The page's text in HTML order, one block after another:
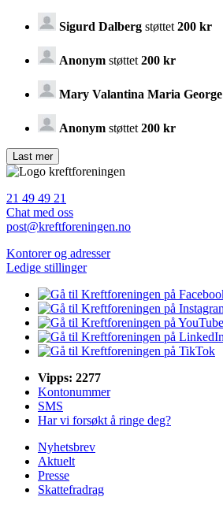
Sigurd Dalberg støttet 200 kr
Anonym støttet 200 kr
Mary Valantina Maria George
Anonym støttet 200 kr
21 49 49 21
Chat med oss
post@kreftforeningen.no
Kontorer og adresser
Ledige stillinger
Vipps: 2277
Kontonummer
SMS
Har vi forsøkt å ringe deg?
Nyhetsbrev
Aktuelt
Presse
Skattefradrag